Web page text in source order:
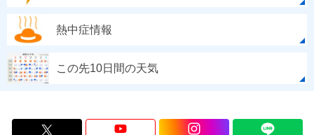
熱中症情報
この先10日間の天気